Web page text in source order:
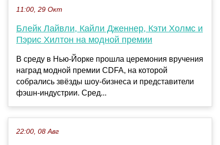
11:00, 29 Окт
Блейк Лайвли, Кайли Дженнер, Кэти Холмс и
Пэрис Хилтон на модной премии
В среду в Нью-Йорке прошла церемония вручения
наград модной премии CDFA, на которой
собрались звёзды шоу-бизнеса и представители
фэшн-индустрии. Сред...
22:00, 08 Авг